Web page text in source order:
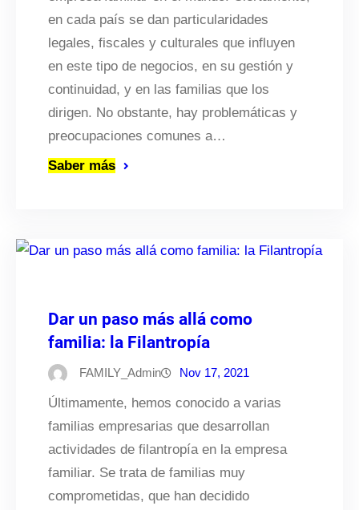
en cada país se dan particularidades
legales, fiscales y culturales que influyen
en este tipo de negocios, en su gestión y
continuidad, y en las familias que los
dirigen. No obstante, hay problemáticas y
preocupaciones comunes a…
Saber más
Dar un paso más allá como
familia: la Filantropía
FAMILY_Admin Nov 17, 2021
Últimamente, hemos conocido a varias
familias empresarias que desarrollan
actividades de filantropía en la empresa
familiar. Se trata de familias muy
comprometidas, que han decidido